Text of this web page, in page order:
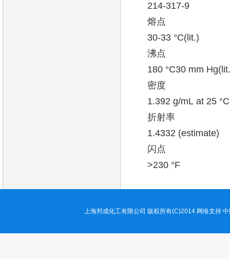
214-317-9
熔点
30-33 °C(lit.)
沸点
180 °C30 mm
密度
1.392 g/mL at 25
折射率
1.4332 (estimate)
闪点
>230 °F
上海邦成化工有限公司 版权所有(C)2014 网络支持 中